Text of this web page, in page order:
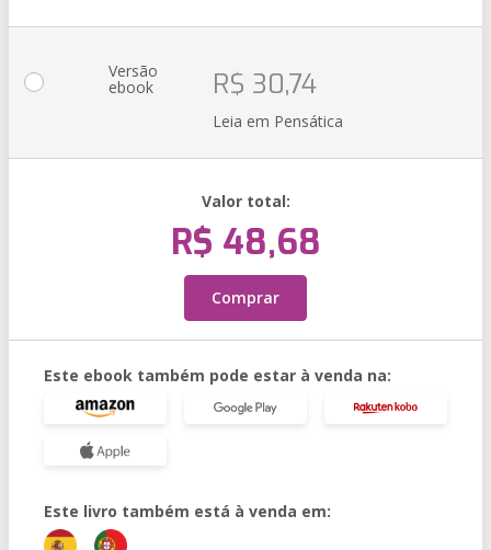
Versão
ebook R$ 30,74
Leia em Pensática
Valor total:
R$ 48,68
Comprar
Este ebook também pode estar à venda na:
Este livro também está à venda em: